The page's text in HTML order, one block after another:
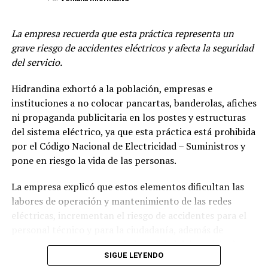
dólar y que no tiene inflación. El bitcoin comenzó
costando en el 2009 más o menos 0.01 centavo de
dólar, en la pandemia comenzó a costar $60 mil
una moneda que gracias a la demanda y a la
usabilidad de la humanidad tiene un valor. Con sus
más de 80 trader se encargan de poder ver la
fluctuación de los criptomercados dentro de los
mercados de Forex, los mercados de las acciones
para poder sacar rendimientos que pueda ganar la
donde la inversión es un ganar ganar. A raíz de ver
directamente todo esto me doy cuenta de que puedo
que estar pensando si sube o baja el mercado,
La empresa recuerda que esta práctica representa un
grave riesgo de accidentes eléctricos y afecta la seguridad
del servicio.
Hidrandina exhortó a la población, empresas e
instituciones a no colocar pancartas, banderolas, afiches
ni propaganda publicitaria en los postes y estructuras
del sistema eléctrico, ya que esta práctica está prohibida
por el Código Nacional de Electricidad – Suministros y
pone en riesgo la vida de las personas.
La empresa explicó que estos elementos dificultan las
labores de operación y mantenimiento de las redes
eléctricas, incrementan el riesgo de accidentes para el
comprometer la continuidad y calidad del servicio de
SIGUE LEYENDO